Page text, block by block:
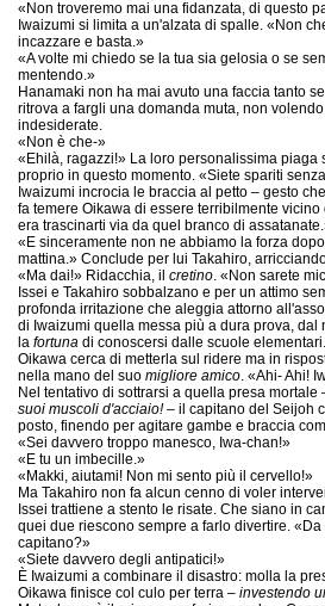
«Non troveremo mai una fidanzata, di questo
Iwaizumi si limita a un'alzata di spalle. «Non
incazzare e basta.»
«A volte mi chiedo se la tua sia gelosia o se
mentendo.»
Hanamaki non ha mai avuto una faccia tanto
ritrova a fargli una domanda muta, non
indesiderate.
«Non è che-»
«Ehilà, ragazzi!» La loro personalissima piaga
proprio in questo momento. «Siete spariti
Iwaizumi incrocia le braccia al petto – gesto
fa temere Oikawa di essere terribilmente
era trascinarti via da quel branco di
«E sinceramente non ne abbiamo la forza
mattina.» Conclude per lui Takahiro,
«Ma dai!» Ridacchia, il cretino. «Non sarete
Issei e Takahiro sobbalzano e per un attimo
profonda irritazione che aleggia attorno
di Iwaizumi quella messa più a dura prova, dal
la fortuna di conoscersi dalle scuole elementari.
Oikawa cerca di metterla sul ridere ma in
nella mano del suo migliore amico. «Ahi- Ahi!
Nel tentativo di sottrarsi a quella presa mortale
suoi muscoli d'acciaio!– il capitano del Seijoh
posto, finendo per agitare gambe e braccia
«Sei davvero troppo manesco, Iwa-chan!»
«E tu un imbecille.»
«Makki, aiutami! Non mi sento più il cervello!»
Ma Takahiro non fa alcun cenno di voler
Issei trattiene a stento le risate. Che siano in
quei due riescono sempre a farlo divertire.
capitano?»
«Siete davvero degli antipatici!»
È Iwaizumi a combinare il disastro: molla la
Oikawa finisce col culo per terra – investendo